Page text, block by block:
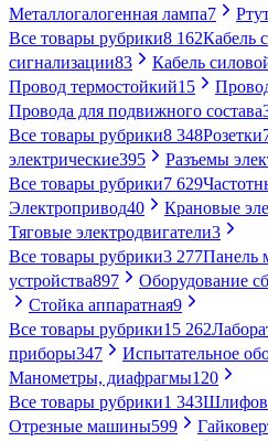
Металлогалогенная лампа7
Все товары рубрики8 162Кабель
сигнализации83 Кабель
Провод термостойкий15
Провода для подвижного состава
Все товары рубрики8 348Розетки
электрические395 Разъемы
Все товары рубрики7 629
Электропривод40 Крановые
Тяговые электродвигатели3
Все товары рубрики3 277Панель
устройства897 Оборудование
Стойка аппаратная9
Все товары рубрики15 262
приборы347 Испытательное
Манометры, диафрагмы120
Все товары рубрики1 343
Отрезные машины599